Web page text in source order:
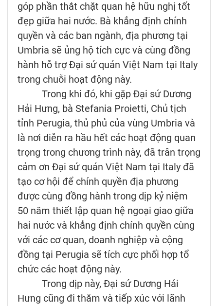
góp phần thắt chặt quan hệ hữu nghị tốt
đẹp giữa hai nước. Bà khẳng định chính
quyền và các ban ngành, địa phương tại
Umbria sẽ ủng hộ tích cực và cùng đồng
hành hỗ trợ Đại sứ quán Việt Nam tại Italy
trong chuỗi hoạt động này.
Trong khi đó, khi gặp Đại sứ Dương
Hải Hưng, bà Stefania Proietti, Chủ tịch
tỉnh Perugia, thủ phủ của vùng Umbria và
là nơi diễn ra hầu hết các hoạt động quan
trọng trong chương trình này, đã trân trọng
cảm ơn Đại sứ quán Việt Nam tại Italy đã
tạo cơ hội để chính quyền địa phương
được cùng đồng hành trong dịp kỷ niệm
50 năm thiết lập quan hệ ngoại giao giữa
hai nước và khẳng định chính quyền cùng
với các cơ quan, doanh nghiệp và cộng
đồng tại Perugia sẽ tích cực phối hợp tổ
chức các hoạt động này.
Trong dịp này, Đại sứ Dương Hải
Hưng cũng đi thăm và tiếp xúc với lãnh